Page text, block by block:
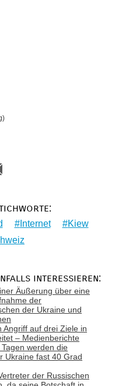
Internet
Kiew
interessieren:
Äußerung über eine
der
der Ukraine und
Angriff auf drei Ziele in
– Medienberichte
werden die
Ukraine fast 40 Grad
der Russischen